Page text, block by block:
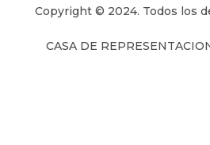
Copyright © 2024. Todos los
CASA DE